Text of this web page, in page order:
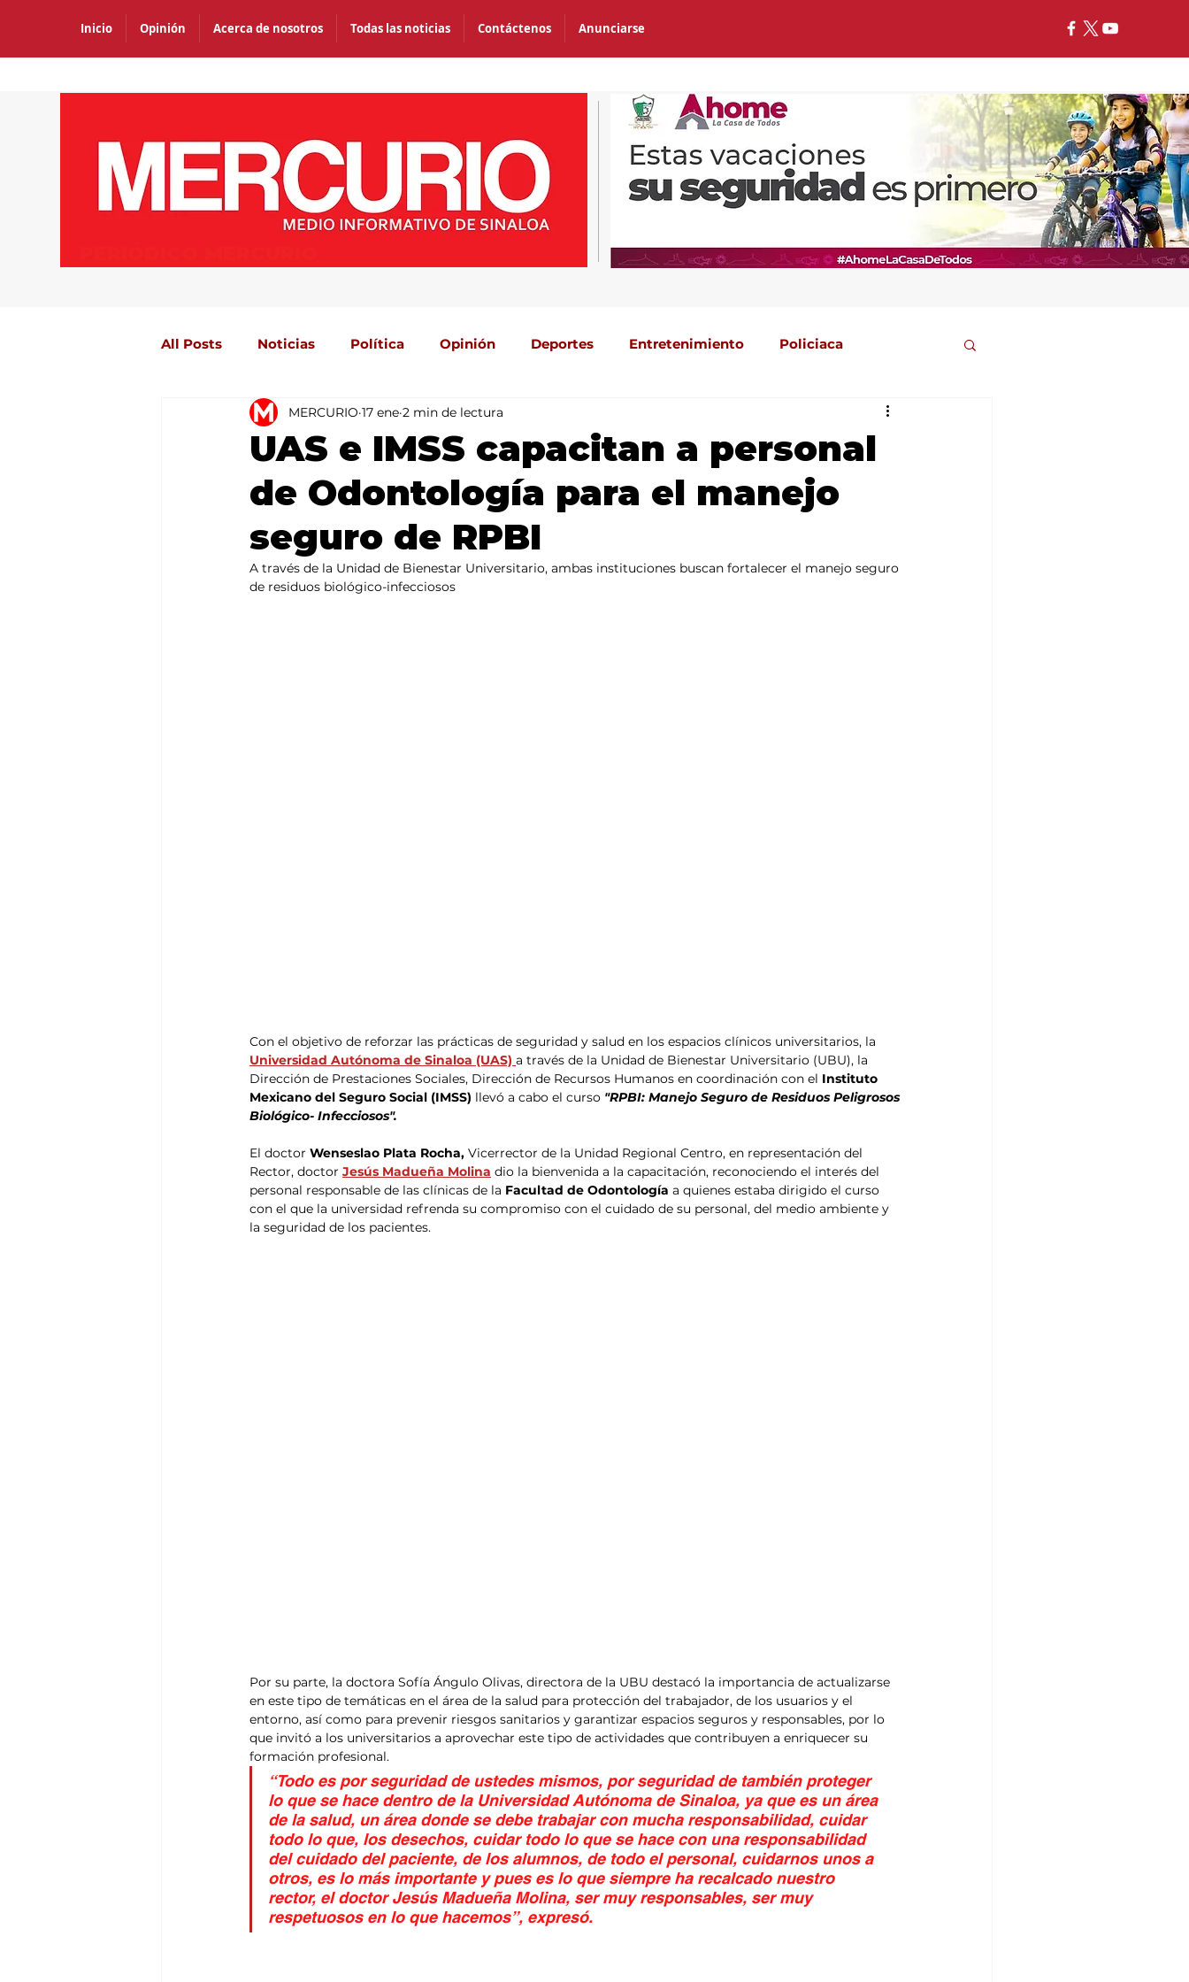
Inicio Opinión Acerca de nosotros Todas las noticias Contáctenos Anunciarse
All Posts Noticias Política Opinión Deportes Entretenimiento Policiaca
Agricultura México Mundo Portada 2
UAS e IMSS capacitan a personal
de Odontología para el manejo
seguro de RPBI
MERCURIO 17 ene 2 min de lectura
A través de la Unidad de Bienestar Universitario, ambas instituciones buscan fortalecer el manejo seguro
de residuos biológico-infecciosos
Con el objetivo de reforzar las prácticas de seguridad y salud en los espacios clínicos universitarios, la
Universidad Autónoma de Sinaloa (UAS) a través de la Unidad de Bienestar Universitario (UBU), la
Dirección de Prestaciones Sociales, Dirección de Recursos Humanos en coordinación con el Instituto
Mexicano del Seguro Social (IMSS) llevó a cabo el curso "RPBI: Manejo Seguro de Residuos Peligrosos
Biológico- Infecciosos".
El doctor Wenseslao Plata Rocha, Vicerrector de la Unidad Regional Centro, en representación del
Rector, doctor Jesús Madueña Molina dio la bienvenida a la capacitación, reconociendo el interés del
personal responsable de las clínicas de la Facultad de Odontología a quienes estaba dirigido el curso
con el que la universidad refrenda su compromiso con el cuidado de su personal, del medio ambiente y
la seguridad de los pacientes.
Por su parte, la doctora Sofía Ángulo Olivas, directora de la UBU destacó la importancia de actualizarse
en este tipo de temáticas en el área de la salud para protección del trabajador, de los usuarios y el
entorno, así como para prevenir riesgos sanitarios y garantizar espacios seguros y responsables, por lo
que invitó a los universitarios a aprovechar este tipo de actividades que contribuyen a enriquecer su
formación profesional.
“Todo es por seguridad de ustedes mismos, por seguridad de también proteger
lo que se hace dentro de la Universidad Autónoma de Sinaloa, ya que es un área
de la salud, un área donde se debe trabajar con mucha responsabilidad, cuidar
todo lo que, los desechos, cuidar todo lo que se hace con una responsabilidad
del cuidado del paciente, de los alumnos, de todo el personal, cuidarnos unos a
otros, es lo más importante y pues es lo que siempre ha recalcado nuestro
rector, el doctor Jesús Madueña Molina, ser muy responsables, ser muy
respetuosos en lo que hacemos”, expresó.